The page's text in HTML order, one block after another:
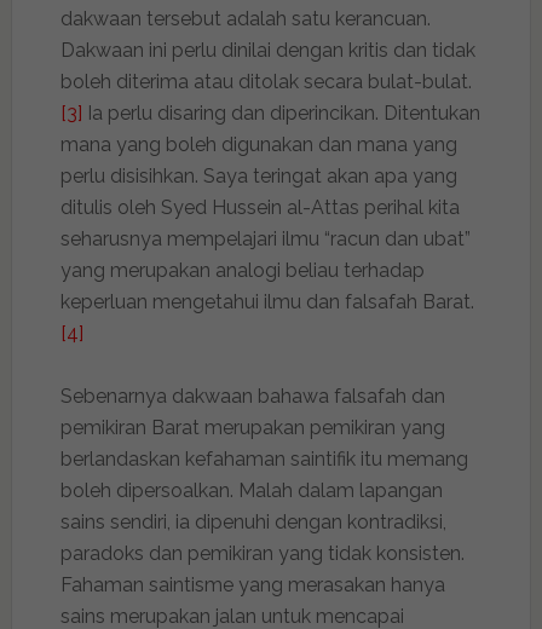
dakwaan tersebut adalah satu kerancuan.
Dakwaan ini perlu dinilai dengan kritis dan tidak
boleh diterima atau ditolak secara bulat-bulat.
[3] Ia perlu disaring dan diperincikan. Ditentukan
mana yang boleh digunakan dan mana yang
perlu disisihkan. Saya teringat akan apa yang
ditulis oleh Syed Hussein al-Attas perihal kita
seharusnya mempelajari ilmu “racun dan ubat”
yang merupakan analogi beliau terhadap
keperluan mengetahui ilmu dan falsafah Barat.
[4]
Sebenarnya dakwaan bahawa falsafah dan
pemikiran Barat merupakan pemikiran yang
berlandaskan kefahaman saintifik itu memang
boleh dipersoalkan. Malah dalam lapangan
sains sendiri, ia dipenuhi dengan kontradiksi,
paradoks dan pemikiran yang tidak konsisten.
Fahaman saintisme yang merasakan hanya
sains merupakan jalan untuk mencapai